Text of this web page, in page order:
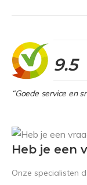
9.5
“Goede service en
Heb je een
Onze specialisten